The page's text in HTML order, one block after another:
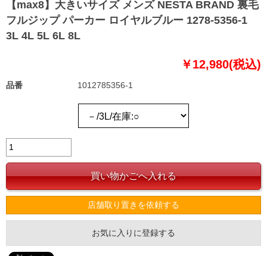
【max8】大きいサイズ メンズ NESTA BRAND 裏毛
フルジップ パーカー ロイヤルブルー 1278-5356-1
3L 4L 5L 6L 8L
￥12,980(税込)
品番 1012785356-1
店舗取り置きを依頼する
お気に入りに登録する